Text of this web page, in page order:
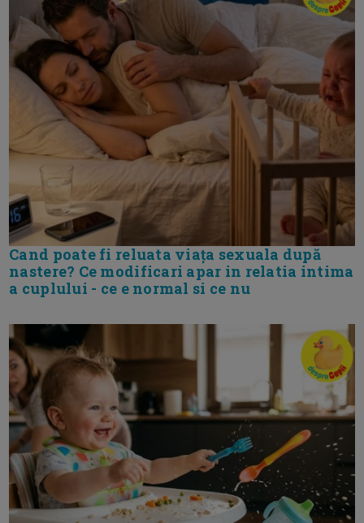
Cand poate fi reluata viața sexuala după
nastere? Ce modificari apar in relatia intima
a cuplului - ce e normal si ce nu